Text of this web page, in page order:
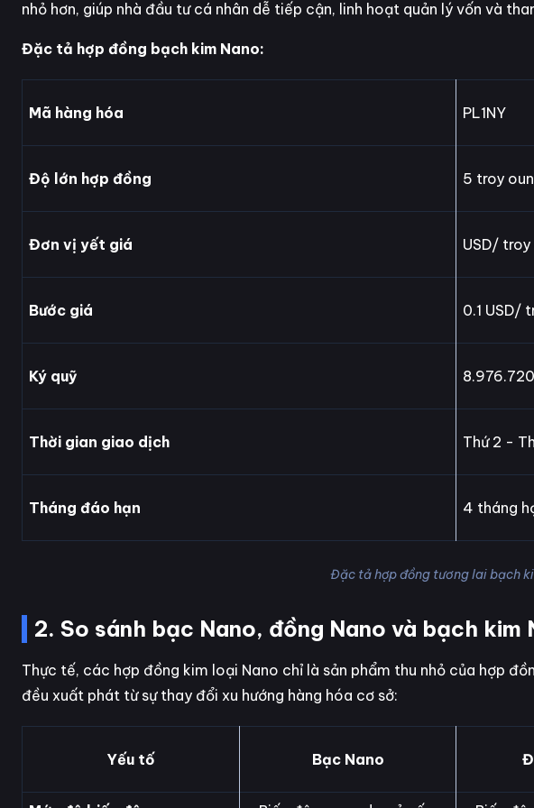
nhỏ hơn, giúp nhà đầu tư cá nhân dễ tiếp cận, linh hoạt quản lý vốn và
Đặc tả hợp đồng bạch kim Nano:
Mã hàng hóa PL1NY
Độ lớn hợp đồng 5 troy
Đơn vị yết giá USD/
Bước giá 0.1 USD/
Ký quỹ
Thời gian giao dịch Thứ 2 -
Tháng đáo hạn 4 tháng
Đặc tả hợp đồng tương lai bạch
2. So sánh bạc Nano, đồng Nano và bạch kim
Thực tế, các hợp đồng kim loại Nano chỉ là sản phẩm thu nhỏ của hợp
đều xuất phát từ sự thay đổi xu hướng hàng hóa cơ sở:
Yếu tố Bạc Nano